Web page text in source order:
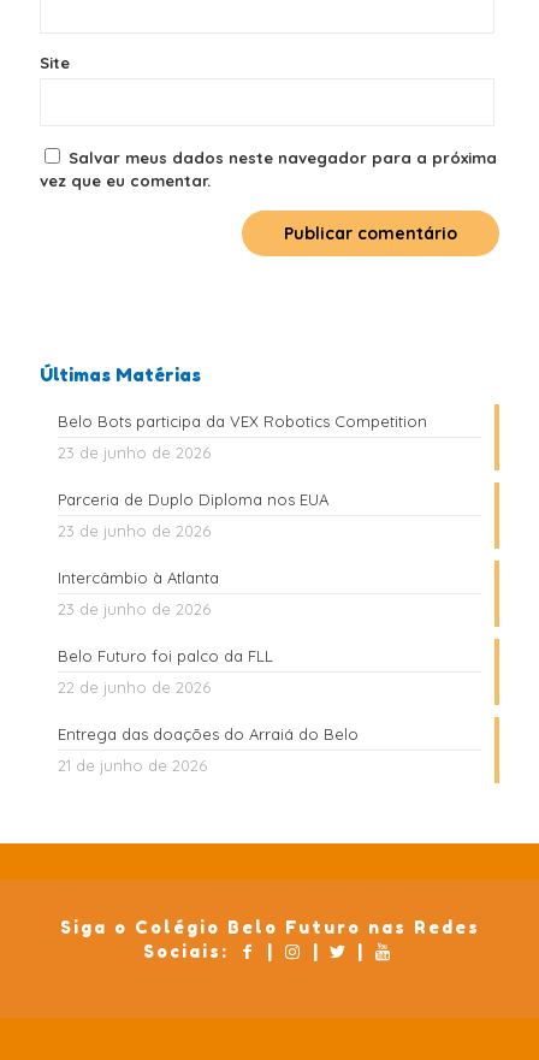
Site
Salvar meus dados neste navegador para a próxima
vez que eu comentar.
Últimas Matérias
Belo Bots participa da VEX Robotics Competition
23 de junho de 2026
Parceria de Duplo Diploma nos EUA
23 de junho de 2026
Intercâmbio à Atlanta
23 de junho de 2026
Belo Futuro foi palco da FLL
22 de junho de 2026
Entrega das doações do Arraiá do Belo
21 de junho de 2026
Siga o Colégio Belo Futuro nas Redes
Sociais:
| | |